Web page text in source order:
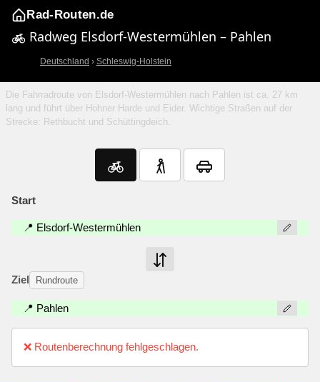
Rad-Routen.de
Radweg Elsdorf-Westermühlen – Pahlen
Deutschland › Schleswig-Holstein
Die Fahrradroute von Elsdorf-Westermühlen nach Pahlen ist ca. 27 km
lang und führt über Hohner Harde und Eider. Wichtige Straßen auf der
Strecke: Rethbucht und Schüttingdeich.
Start
📍 Elsdorf-Westermühlen
Ziel Rundroute
📍 Pahlen
❌ Routenberechnung fehlgeschlagen.